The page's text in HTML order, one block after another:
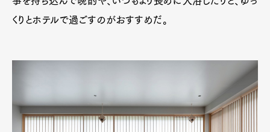
くりとホテルで過ごすのがおすすめだ。